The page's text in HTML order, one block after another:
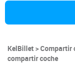
KelBillet Compartir
compartir coche